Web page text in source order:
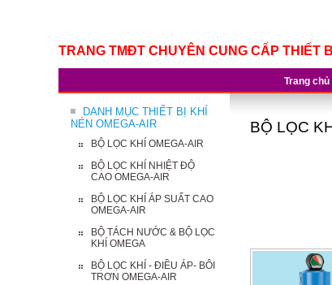
TRANG TMĐT CHUYÊN CUNG CẤP THIẾT
Trang chủ
DANH MỤC THIẾT BỊ KHÍ
NÉN OMEGA-AIR
BỘ LỌC KHÍ OMEGA-AIR
BỘ LỌC KHÍ NHIỆT ĐỘ
CAO OMEGA-AIR
BỘ LỌC KHÍ ÁP SUẤT CAO
OMEGA-AIR
BỘ TÁCH NƯỚC & BỘ LỌC
KHÍ OMEGA
BỘ LỌC KHÍ - ĐIỀU ÁP- BÔI
TRƠN OMEGA-AIR
BỘ LỌC